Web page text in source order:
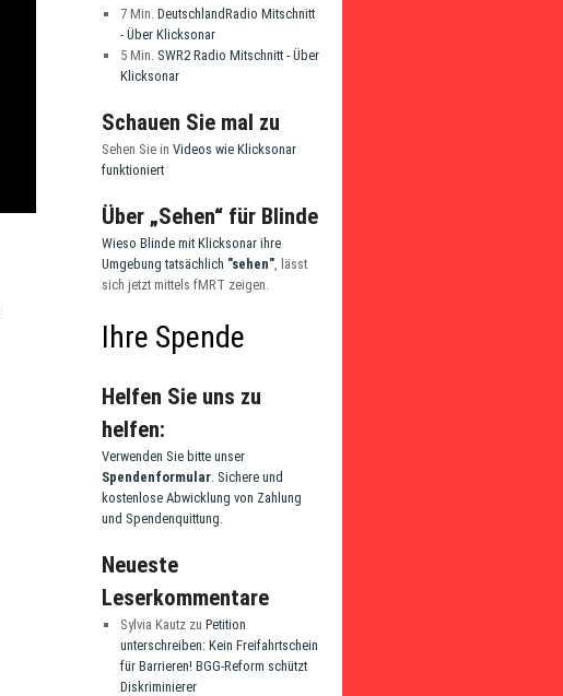
7 Min. DeutschlandRadio Mitschnitt
- Über Klicksonar
5 Min. SWR2 Radio Mitschnitt - Über
Klicksonar
Schauen Sie mal zu
Sehen Sie in Videos wie Klicksonar
funktioniert
Über „Sehen“ für Blinde
Wieso Blinde mit Klicksonar ihre
Umgebung tatsächlich "sehen", lässt
sich jetzt mittels fMRT zeigen.
Ihre Spende
Helfen Sie uns zu
helfen:
Verwenden Sie bitte unser
Spendenformular. Sichere und
kostenlose Abwicklung von Zahlung
und Spendenquittung.
Neueste
Leserkommentare
Sylvia Kautzzu Petition
unterschreiben: Kein Freifahrtschein
für Barrieren! BGG-Reform schützt
Diskriminierer